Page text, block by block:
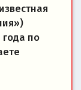
по